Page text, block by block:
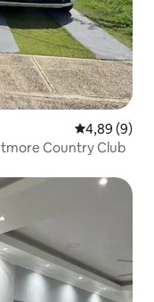
Évaluation
4,89 (9)
Country Club